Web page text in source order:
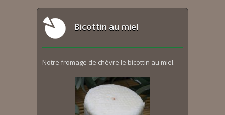
Bicottin au miel
Notre fromage de chèvre le bicottin au miel.